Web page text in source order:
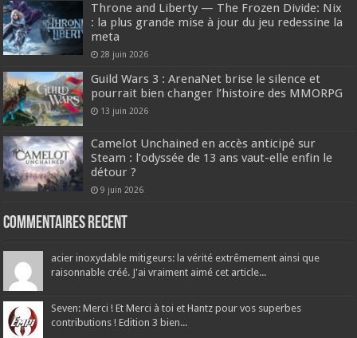
Throne and Liberty — The Frozen Divide: Nix
: la plus grande mise à jour du jeu redessine la
meta
28 juin 2026
Guild Wars 3 : ArenaNet brise le silence et
pourrait bien changer l’histoire des MMORPG
13 juin 2026
Camelot Unchained en accès anticipé sur
Steam : l’odyssée de 13 ans vaut-elle enfin le
détour ?
9 juin 2026
Commentaires recent
acier inoxydable mitigeurs: la vérité extrêmement ainsi que
raisonnable créé. J'ai vraiment aimé cet article...
Seven: Merci ! Et Merci à toi et Hantz pour vos superbes
contributions ! Edition 3 bien...